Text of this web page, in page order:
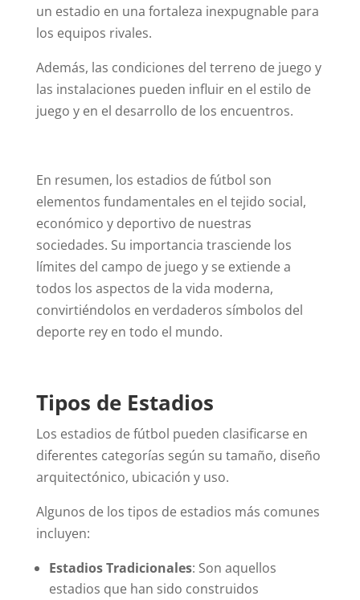
un estadio en una fortaleza inexpugnable para
los equipos rivales.
Además, las condiciones del terreno de juego y
las instalaciones pueden influir en el estilo de
juego y en el desarrollo de los encuentros.
En resumen, los estadios de fútbol son
elementos fundamentales en el tejido social,
económico y deportivo de nuestras
sociedades. Su importancia trasciende los
límites del campo de juego y se extiende a
todos los aspectos de la vida moderna,
convirtiéndolos en verdaderos símbolos del
deporte rey en todo el mundo.
Tipos de Estadios
Los estadios de fútbol pueden clasificarse en
diferentes categorías según su tamaño, diseño
arquitectónico, ubicación y uso.
Algunos de los tipos de estadios más comunes
incluyen:
Estadios Tradicionales: Son aquellos
estadios que han sido construidos